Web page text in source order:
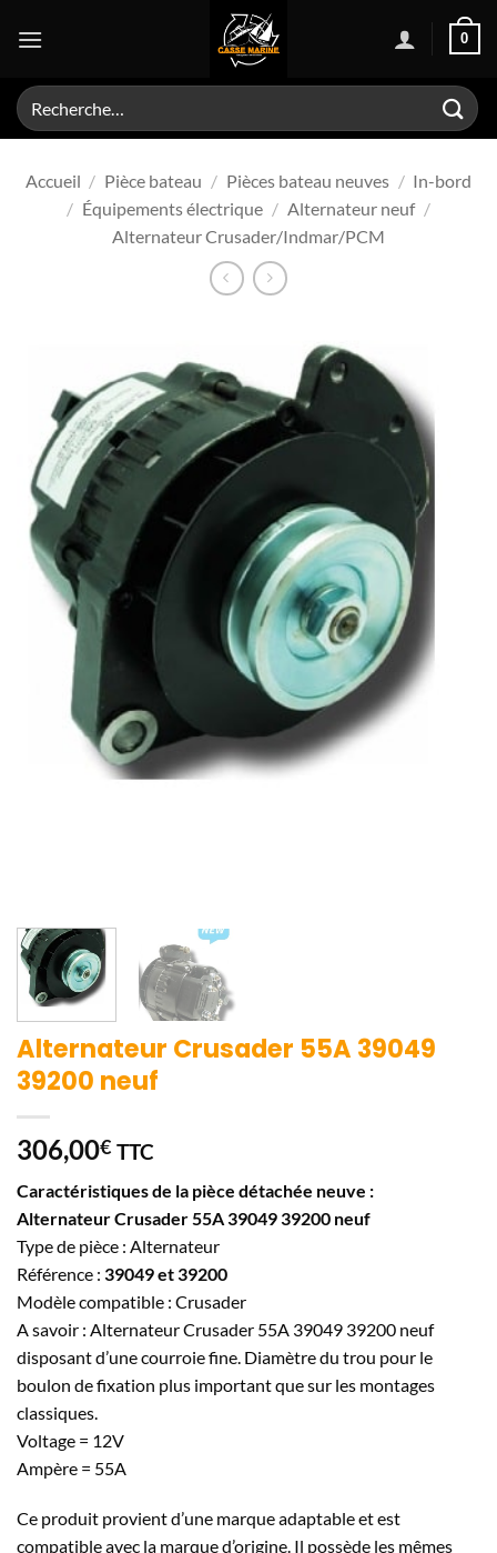
0
Recherche
pour :
Accueil / Pièce bateau / Pièces bateau neuves / In-bord
/ Équipements électrique / Alternateur neuf /
Alternateur Crusader/Indmar/PCM
Alternateur Crusader 55A 39049
39200 neuf
306,00€ TTC
Caractéristiques de la pièce détachée neuve :
Alternateur Crusader 55A 39049 39200 neuf
Type de pièce : Alternateur
Référence : 39049 et 39200
Modèle compatible : Crusader
A savoir : Alternateur Crusader 55A 39049 39200 neuf
disposant d’une courroie fine. Diamètre du trou pour le
boulon de fixation plus important que sur les montages
classiques.
Voltage = 12V
Ampère = 55A
Ce produit provient d’une marque adaptable et est
compatible avec la marque d’origine. Il possède les mêmes